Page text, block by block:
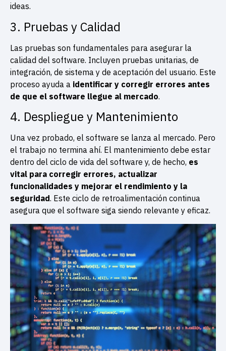
ideas.
3. Pruebas y Calidad
Las pruebas son fundamentales para asegurar la
calidad del software. Incluyen pruebas unitarias, de
integración, de sistema y de aceptación del usuario. Este
proceso ayuda a identificar y corregir errores antes
de que el software llegue al mercado.
4. Despliegue y Mantenimiento
Una vez probado, el software se lanza al mercado. Pero
el trabajo no termina ahí. El mantenimiento debe estar
dentro del ciclo de vida del software y, de hecho, es
vital para corregir errores, actualizar
funcionalidades y mejorar el rendimiento y la
seguridad. Este ciclo de retroalimentación continua
asegura que el software siga siendo relevante y eficaz.